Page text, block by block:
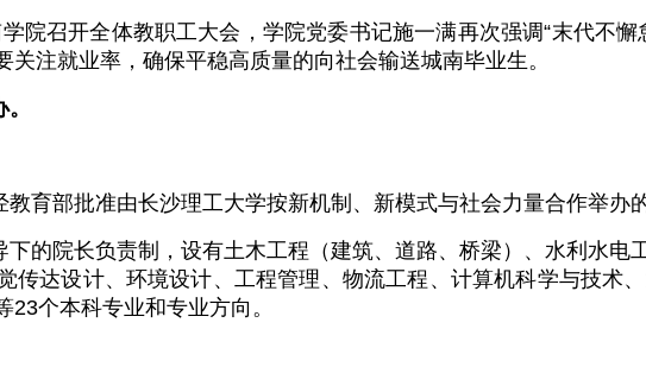
院召开全体教职工大会，学院党委书记施一满再次强调“末代不
注就业率，确保平稳高质量的向社会输送城南毕业生。
育部批准由长沙理工大学按新机制、新模式与社会力量合作举办
的院长负责制，设有土木工程（建筑、道路、桥梁）、水利水
传达设计、环境设计、工程管理、物流工程、计算机科学与技术
个本科专业和专业方向。